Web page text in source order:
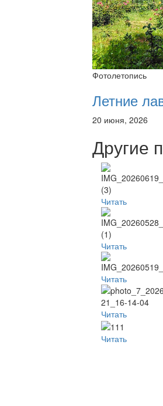
Фотолетопись
Летние
20 июня, 2026
Другие
Читать
Читать
Читать
Читать
Читать